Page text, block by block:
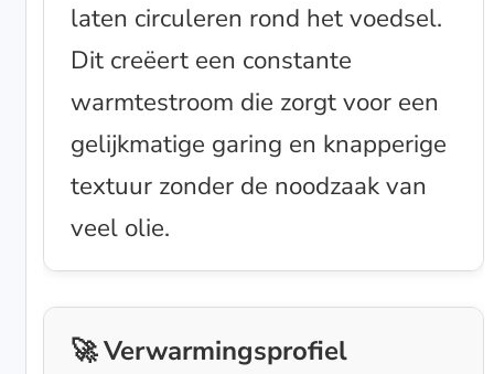
laten circuleren rond het voedsel.
Dit creëert een constante
warmtestroom die zorgt voor een
gelijkmatige garing en knapperige
textuur zonder de noodzaak van
veel olie.
🚀 Verwarmingsprofiel